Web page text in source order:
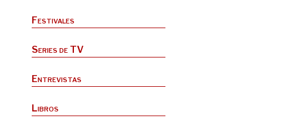
Festivales
Series de TV
Entrevistas
Libros